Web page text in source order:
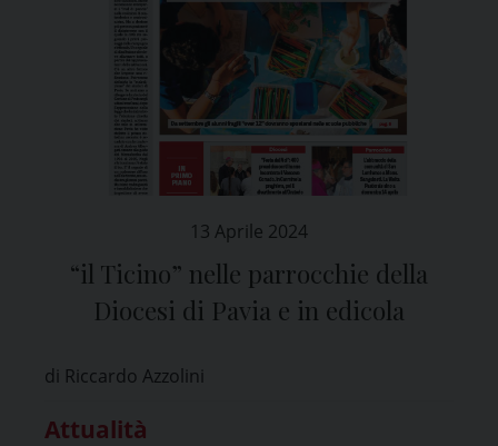
13 Aprile 2024
“il Ticino” nelle parrocchie della
Diocesi di Pavia e in edicola
di Riccardo Azzolini
Attualità